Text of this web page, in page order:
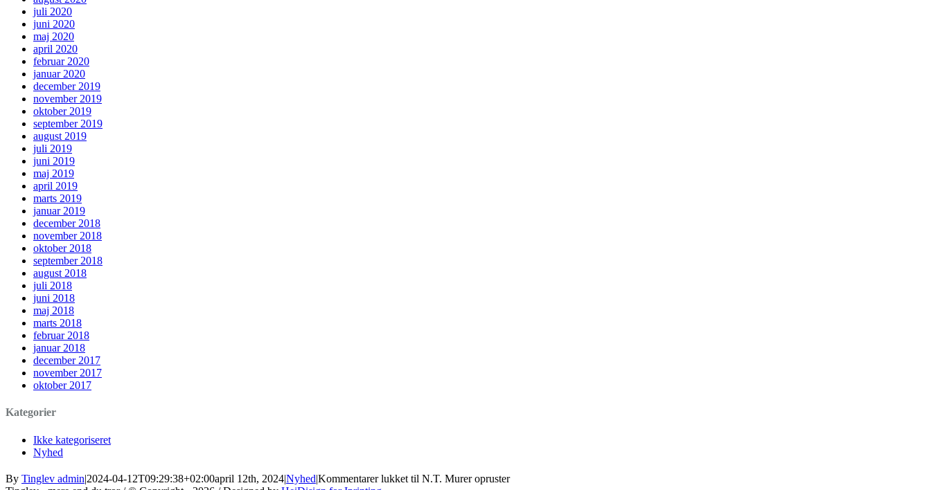
juli 2020
juni 2020
maj 2020
april 2020
februar 2020
januar 2020
december 2019
november 2019
oktober 2019
september 2019
august 2019
juli 2019
juni 2019
maj 2019
april 2019
marts 2019
januar 2019
december 2018
november 2018
oktober 2018
september 2018
august 2018
juli 2018
juni 2018
maj 2018
marts 2018
februar 2018
januar 2018
december 2017
november 2017
oktober 2017
Kategorier
Ikke kategoriseret
Nyhed
By Tinglev admin|2024-04-12T09:29:38+02:00april 12th, 2024|Nyhed|Kommentarer lukket til N.T. Murer opruster